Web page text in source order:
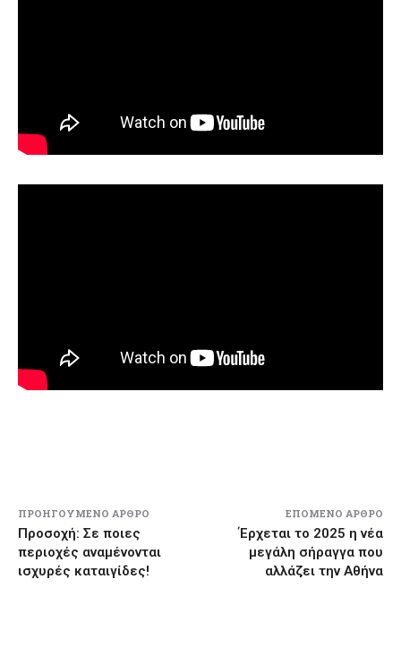
ΠΡΟΗΓΟΎΜΕΝΟ ΆΡΘΡΟ
Προσοχή: Σε ποιες
περιοχές αναμένονται
ισχυρές καταιγίδες!
ΕΠΌΜΕΝΟ ΆΡΘΡΟ
Έρχεται το 2025 η νέα
μεγάλη σήραγγα που
αλλάζει την Αθήνα